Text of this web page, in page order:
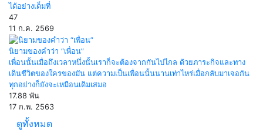
ได้อย่างเต็มที่
47
11 ก.ค. 2569
นิยามของคำว่า “เพื่อน”
เพื่อนนั้นเมื่อถึงเวลาหนึ่งนั้นเราก็จะต้องจากกันไปไกล ด้วยภาระกิจและทาง
เดินชีวิตของใครของมัน แต่ความเป็นเพื่อนนั้นนานเท่าไหร่เมื่อกลับมาเจอกัน
ทุกอย่างก็ยังจะเหมือนเดิมเสมอ
17.88 พัน
17 ก.พ. 2563
ดูทั้งหมด